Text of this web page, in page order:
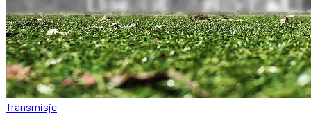
Transmisje